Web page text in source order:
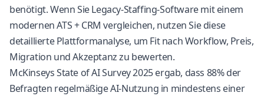
benötigt. Wenn Sie Legacy-Staffing-Software mit einem
modernen ATS + CRM vergleichen, nutzen Sie diese
detaillierte Plattformanalyse, um Fit nach Workflow, Preis,
Migration und Akzeptanz zu bewerten.
McKinseys State of AI Survey 2025 ergab, dass 88% der
Befragten regelmäßige AI-Nutzung in mindestens einer